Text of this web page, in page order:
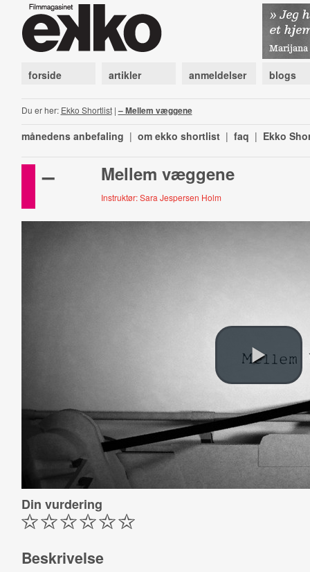
forside artikler anmeldelser blogs
Du er her: Ekko Shortlist| – Mellem væggene
månedens anbefaling | om ekko shortlist | faq | Ekko
– Mellem væggene
Instruktør: Sara Jespersen Holm
Din vurdering
Beskrivelse